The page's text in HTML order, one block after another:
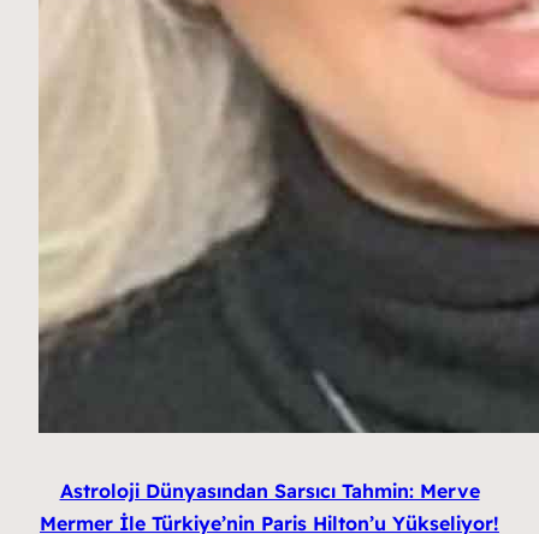
Astroloji Dünyasından Sarsıcı Tahmin: Merve
Mermer İle Türkiye’nin Paris Hilton’u Yükseliyor!